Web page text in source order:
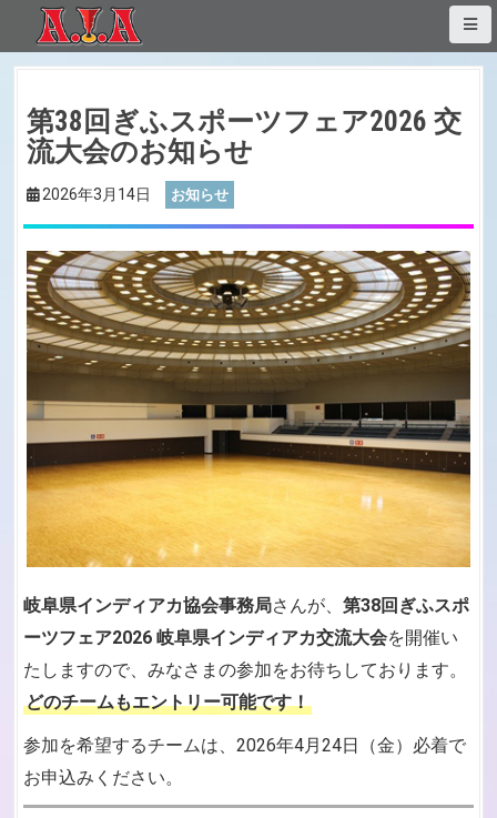
第38回ぎふスポーツフェア2026 交
流大会のお知らせ
2026年3月14日 お知らせ
岐阜県インディアカ協会事務局さんが、 第38回ぎふスポ
ーツフェア2026 岐阜県インディアカ交流大会を開催い
たしますので、みなさまの参加をお待ちしております。
どのチームもエントリー可能です！
参加を希望するチームは、2026年4月24日（金）必着で
お申込みください。